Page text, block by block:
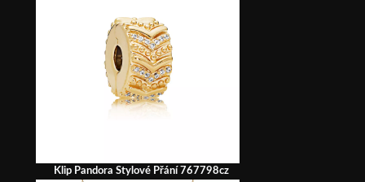
Klip Pandora Stylové Přání 767798cz